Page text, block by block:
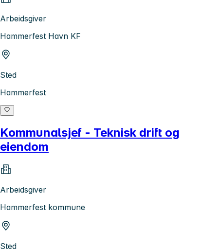
Arbeidsgiver
Hammerfest Havn KF
Sted
Hammerfest
Kommunalsjef - Teknisk drift og
eiendom
Arbeidsgiver
Hammerfest kommune
Sted